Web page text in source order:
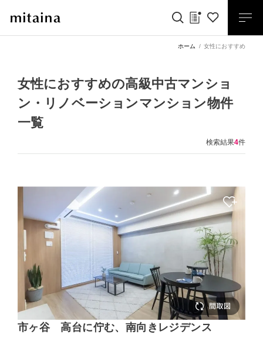
ホーム 女性におすすめ
女性におすすめの高級中古マンショ
ン・リノベーションマンション物件
一覧
検索結果4件
市ヶ谷 高台に佇む、南向きレジデンス